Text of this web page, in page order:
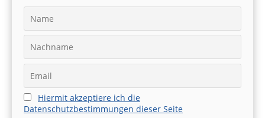
Hiermit akzeptiere ich die
Datenschutzbestimmungen dieser Seite